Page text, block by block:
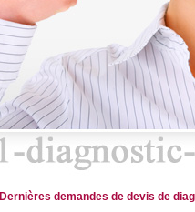
Dernières demandes de devis de